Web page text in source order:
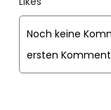
Noch keine
ersten